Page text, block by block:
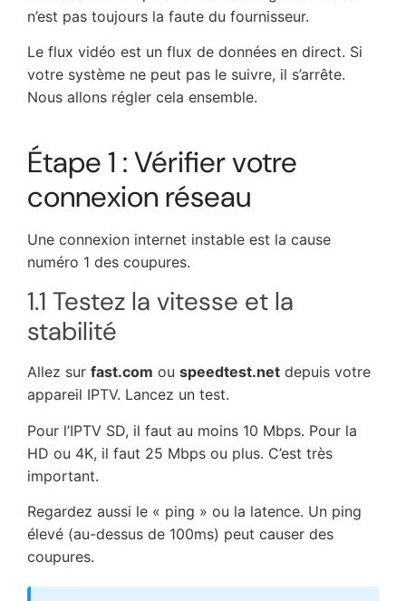
n’est pas toujours la faute du fournisseur.
Le flux vidéo est un flux de données en direct. Si
votre système ne peut pas le suivre, il s’arrête.
Nous allons régler cela ensemble.
Étape 1 : Vérifier votre
connexion réseau
Une connexion internet instable est la cause
numéro 1 des coupures.
1.1 Testez la vitesse et la
stabilité
Allez sur fast.com ou speedtest.net depuis votre
appareil IPTV. Lancez un test.
Pour l’IPTV SD, il faut au moins 10 Mbps. Pour la
HD ou 4K, il faut 25 Mbps ou plus. C’est très
important.
Regardez aussi le « ping » ou la latence. Un ping
élevé (au-dessus de 100ms) peut causer des
coupures.